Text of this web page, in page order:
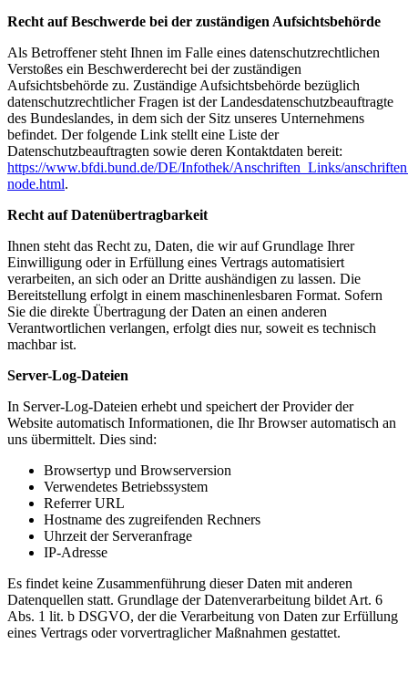
Recht auf Beschwerde bei der zuständigen Aufsichtsbehörde
Als Betroffener steht Ihnen im Falle eines datenschutzrechtlichen
Verstoßes ein Beschwerderecht bei der zuständigen
Aufsichtsbehörde zu. Zuständige Aufsichtsbehörde bezüglich
datenschutzrechtlicher Fragen ist der Landesdatenschutzbeauftragte
des Bundeslandes, in dem sich der Sitz unseres Unternehmens
befindet. Der folgende Link stellt eine Liste der
Datenschutzbeauftragten sowie deren Kontaktdaten bereit:
https://www.bfdi.bund.de/DE/Infothek/Anschriften_Links/
node.html.
Recht auf Datenübertragbarkeit
Ihnen steht das Recht zu, Daten, die wir auf Grundlage Ihrer
Einwilligung oder in Erfüllung eines Vertrags automatisiert
verarbeiten, an sich oder an Dritte aushändigen zu lassen. Die
Bereitstellung erfolgt in einem maschinenlesbaren Format. Sofern
Sie die direkte Übertragung der Daten an einen anderen
Verantwortlichen verlangen, erfolgt dies nur, soweit es technisch
machbar ist.
Server-Log-Dateien
In Server-Log-Dateien erhebt und speichert der Provider der
Website automatisch Informationen, die Ihr Browser automatisch an
uns übermittelt. Dies sind:
Browsertyp und Browserversion
Verwendetes Betriebssystem
Referrer URL
Hostname des zugreifenden Rechners
Uhrzeit der Serveranfrage
IP-Adresse
Es findet keine Zusammenführung dieser Daten mit anderen
Datenquellen statt. Grundlage der Datenverarbeitung bildet Art. 6
Abs. 1 lit. b DSGVO, der die Verarbeitung von Daten zur Erfüllung
eines Vertrags oder vorvertraglicher Maßnahmen gestattet.